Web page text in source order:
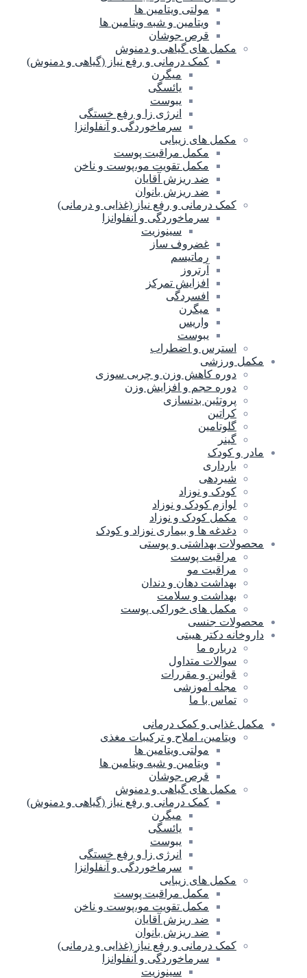
مولتی ویتامین ها
ویتامین و شبه ویتامین ها
قرص جوشان
مکمل های گیاهی و دمنوش
کمک درمانی و رفع نیاز (گیاهی و دمنوش)
میگرن
یائسگی
یبوست
انرژی زا و رفع خستگی
سرماخوردگی و آنفلوانزا
مکمل های زیبایی
مکمل مراقبت پوست
مکمل تقویت مو،پوست و ناخن
ضد ریزش آقایان
ضد ریزش بانوان
کمک درمانی و رفع نیاز (غذایی و درمانی)
سرماخوردگی و آنفلوانزا
سینوزیت
غضروف ساز
رماتیسم
آرتروز
افزایش تمرکز
افسردگی
میگرن
واریس
یبوست
استرس و اضطراب
مکمل ورزشی
دوره کاهش وزن و چربی سوزی
دوره حجم و افزایش وزن
پروتئین بدنسازی
کراتین
گلوتامین
گینر
مادر و کودک
بارداری
شیردهی
کودک و نوزاد
لوازم کودک و نوزاد
مکمل کودک و نوزاد
دغدغه ها و بیماری نوزاد و کودک
محصولات بهداشتی و پوستی
مراقبت پوست
مراقبت مو
بهداشت دهان و دندان
بهداشت و سلامت
مکمل های خوراکی پوست
محصولات جنسی
داروخانه دکتر هیبتی
درباره ما
سوالات متداول
قوانین و مقررات
مجله آموزشی
تماس با ما
مکمل غذایی و کمک درمانی
ویتامین، املاح و ترکیبات مغذی
مولتی ویتامین ها
ویتامین و شبه ویتامین ها
قرص جوشان
مکمل های گیاهی و دمنوش
کمک درمانی و رفع نیاز (گیاهی و دمنوش)
میگرن
یائسگی
یبوست
انرژی زا و رفع خستگی
سرماخوردگی و آنفلوانزا
مکمل های زیبایی
مکمل مراقبت پوست
مکمل تقویت مو،پوست و ناخن
ضد ریزش آقایان
ضد ریزش بانوان
کمک درمانی و رفع نیاز (غذایی و درمانی)
سرماخوردگی و آنفلوانزا
سینوزیت